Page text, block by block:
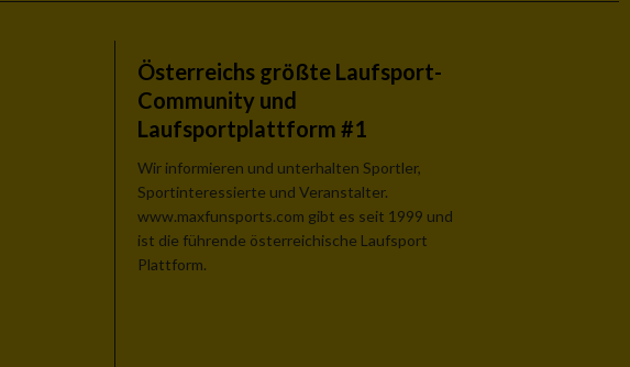
Österreichs größte Laufsport-
Community und
Laufsportplattform #1
Wir informieren und unterhalten Sportler,
Sportinteressierte und Veranstalter.
www.maxfunsports.com gibt es seit 1999 und
ist die führende österreichische Laufsport
Plattform.